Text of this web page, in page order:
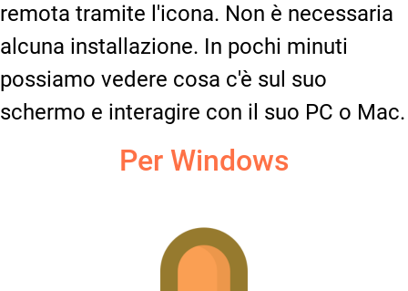
remota tramite l'icona. Non è necessaria
alcuna installazione. In pochi minuti
possiamo vedere cosa c'è sul suo
schermo e interagire con il suo PC o Mac.
Per Windows